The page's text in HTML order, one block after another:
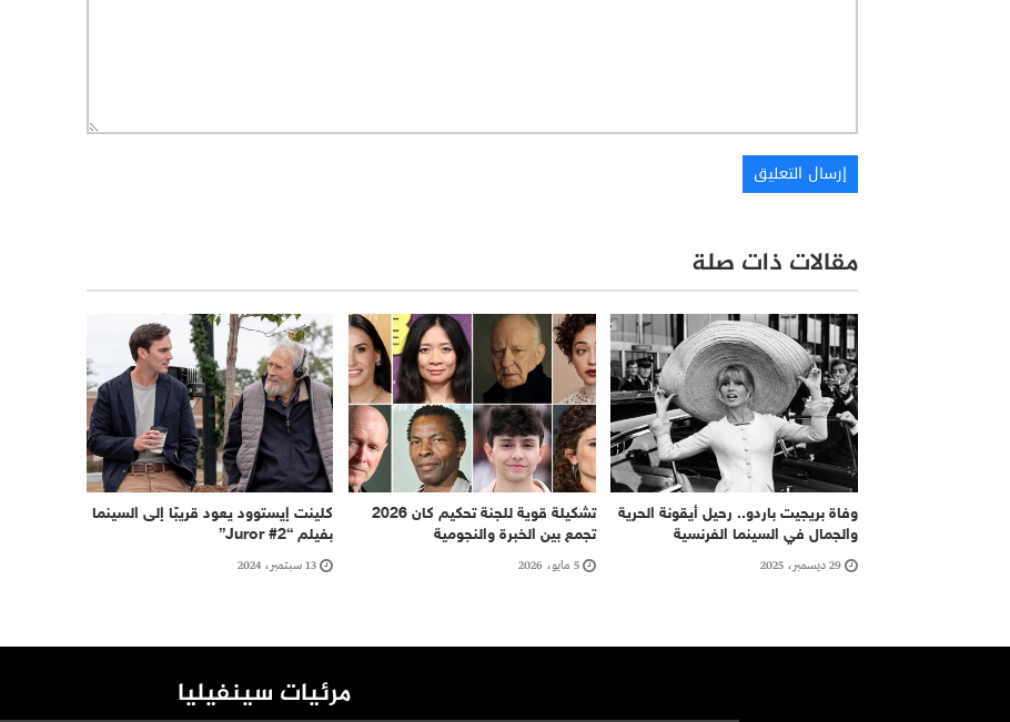
مقالات ذات صلة
وفاة بريجيت باردو.. رحيل أيقونة الحرية
والجمال في السينما الفرنسية
29 ديسمبر، 2025
تشكيلة قوية للجنة تحكيم كان 2026
تجمع بين الخبرة والنجومية
5 مايو، 2026
كلينت إيستوود يعود قريبًا إلى السينما
بفيلم “Juror #2”
13 سبتمبر، 2024
مرئيات سينفيليا